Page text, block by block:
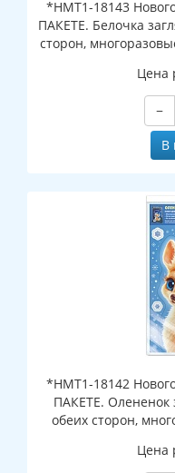
*НМТ1-18143
ПАКЕТЕ. Белочка
сторон,
с
Цена
−
В
*НМТ1-18142
ПАКЕТЕ. Олененок
обеих сторон,
упаковке, с
Цена